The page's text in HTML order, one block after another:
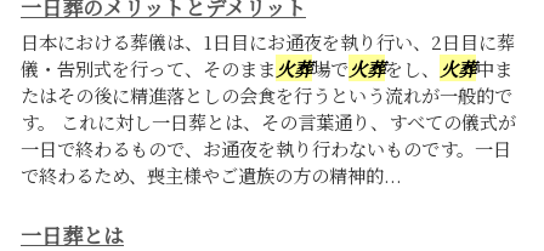
一日葬のメリットとデメリット
日本における葬儀は、1日目にお通夜を執り行い、2日目に葬
儀・告別式を行って、そのまま火葬場で火葬をし、 火葬中ま
たはその後に精進落としの会食を行うという流れが一般的で
す。 これに対し一日葬とは、その言葉通り、すべての儀式が
一日で終わるもので、お通夜を執り行わないものです。一日
で終わるため、喪主様やご遺族の方の精神的...
一日葬とは